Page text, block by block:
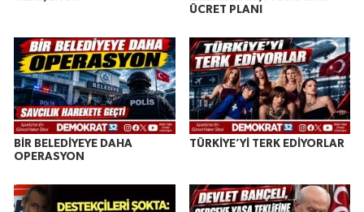
ÜCRET PLANI
BİR BELEDİYEYE DAHA
OPERASYON
TÜRKİYE’Yİ TERK EDİYORLAR